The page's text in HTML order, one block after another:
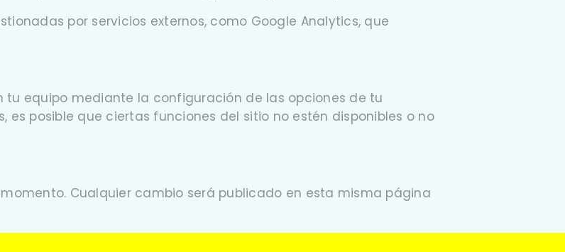
por servicios externos, como Google Analytics, que
tu equipo mediante la configuración de las opciones de tu
posible que ciertas funciones del sitio no estén disponibles o no
Cualquier cambio será publicado en esta misma página